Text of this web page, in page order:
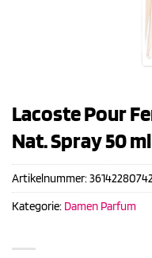
Lacoste Pour
Nat. Spray 50 ml
Artikelnummer:
Kategorie: Damen Parfum